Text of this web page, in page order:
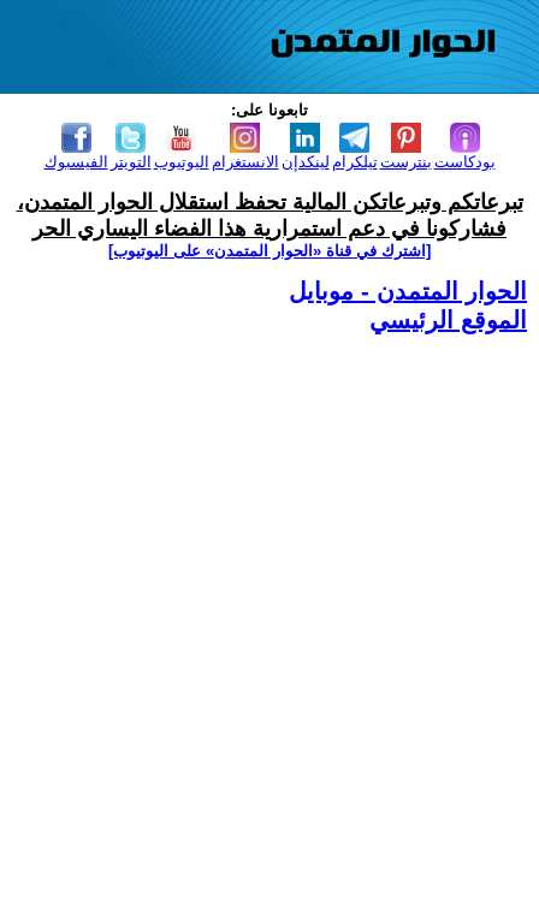
تابعونا على:
الفيسبوك التويتر اليوتيوب الانستغرام لينكدإن تيلكرامبنترست بودكاست
تبرعاتكم وتبرعاتكن المالية تحفظ استقلال الحوار المتمدن،
فشاركونا في دعم استمرارية هذا الفضاء اليساري الحر
[اشترك في قناة ‫«الحوار المتمدن» على اليوتيوب]
الحوار المتمدن - موبايل
الموقع الرئيسي